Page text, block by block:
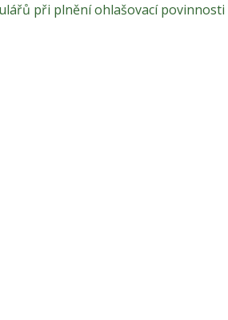
při plnění ohlašovací povinnosti